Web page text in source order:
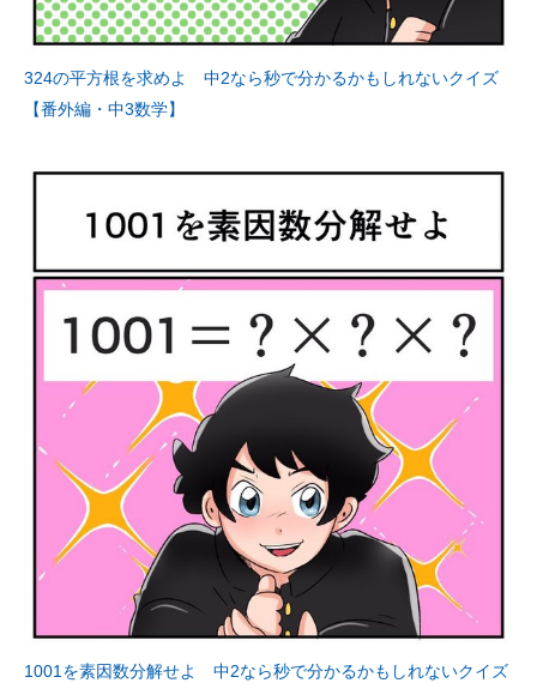
324の平方根を求めよ 中2なら秒で分かるかもしれないクイズ
【番外編・中3数学】
1001を素因数分解せよ 中2なら秒で分かるかもしれないクイズ